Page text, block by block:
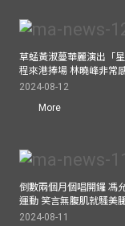
草蜢黃淑蔓華麗演出「
程來港捧場 林曉峰非常
2024-08-12
More
倒數兩個月個唱開鑼 馮
運動 笑言無腹肌就騷美
2024-08-11